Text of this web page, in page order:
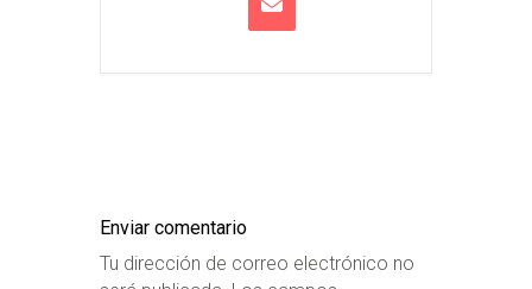
Enviar comentario
Tu dirección de correo electrónico no